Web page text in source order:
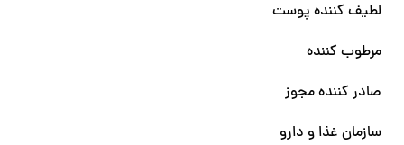
لطیف کننده پوست
مرطوب کننده
صادر کننده مجوز
سازمان غذا و دارو